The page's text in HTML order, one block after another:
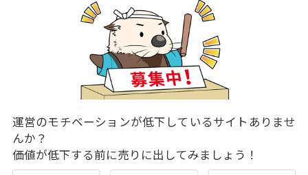
運営のモチベーションが低下しているサイトありませ
んか？
価値が低下する前に売りに出してみましょう！